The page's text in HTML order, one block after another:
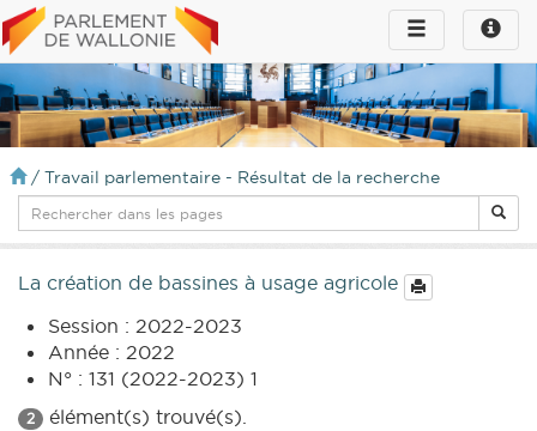
Toggle
infos
Toggle
navigation
/ Travail parlementaire - Résultat de la recherche
La création de bassines à usage agricole
Session : 2022-2023
Année : 2022
N° : 131 (2022-2023) 1
2 élément(s) trouvé(s).